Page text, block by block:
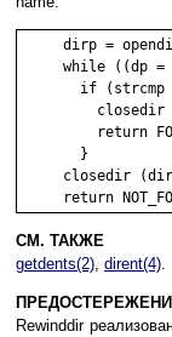
dirp =
while ((dp =
if (strcmp
closedir
return
       }
closedir
СМ. ТАКЖЕ
getdents(2), dirent(4).
Rewinddir